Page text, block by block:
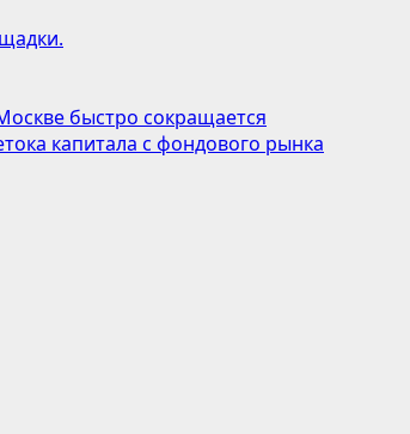
быстро сокращается
капитала с фондового рынка